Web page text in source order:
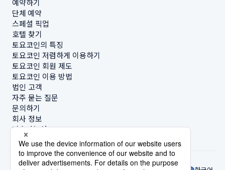
예약하기
단체 예약
스페셜 픽업
호텔 찾기
토요코인의 특징
토요코인 저렴하게 이용하기
토요코인 회원 제도
토요코인 이용 방법
법인 고객
자주 묻는 질문
문의하기
회사 정보
지속가능성